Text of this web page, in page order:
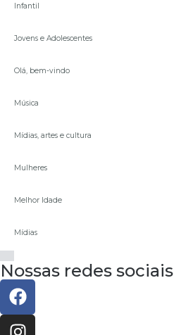
Infantil
Jovens e Adolescentes
Olá, bem-vindo
Música
Mídias, artes e cultura
Mulheres
Melhor Idade
Mídias
Nossas redes sociais